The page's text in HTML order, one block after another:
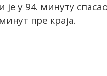
у 94. минуту спасао
пре краја.